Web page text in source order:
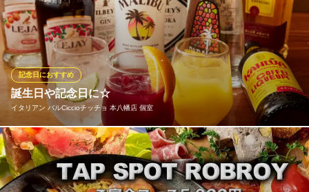
千葉県市川市南八幡1-1-17
由緒正しき庭園を眺めながら楽しむ四季折々の料理。歴史の重み
を感じる個室でゆったりお過ごし下さい。
ぐりる嘉野
完全予約制和×フレンチ
都営新宿線本八幡駅 徒歩4分
千葉県市川市八幡3-11-7
誕生日や記念日に☆
イタリアン バルCiccioチッチョ 本八幡店 個室
記念日におすすめ
誕生日のお客様へバースデープレートをプレゼントいたします♪大
切な記念日を当店でお過ごしくださいませ★